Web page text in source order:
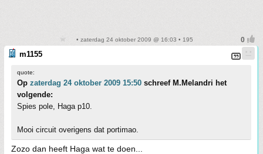
• zaterdag 24 oktober 2009 @ 16:03 • 195
m1155
quote:
Op zaterdag 24 oktober 2009 15:50 schreef M.Melandri het
volgende:
Spies pole, Haga p10.
Mooi circuit overigens dat portimao.
Zozo dan heeft Haga wat te doen...